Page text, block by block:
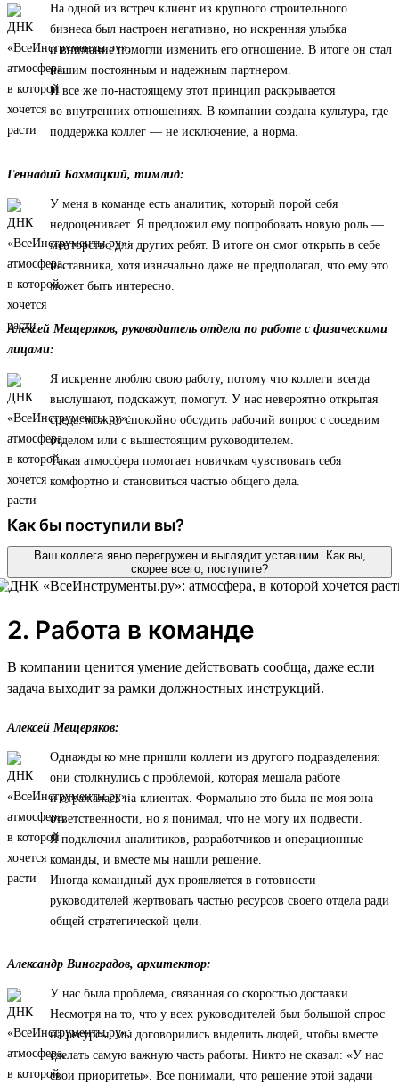
На одной из встреч клиент из крупного строительного
бизнеса был настроен негативно, но искренняя улыбка
и внимание помогли изменить его отношение. В итоге он стал
нашим постоянным и надежным партнером.
И все же по-настоящему этот принцип раскрывается
во внутренних отношениях. В компании создана культура, где
поддержка коллег — не исключение, а норма.
Геннадий Бахмацкий, тимлид:
У меня в команде есть аналитик, который порой себя
недооценивает. Я предложил ему попробовать новую роль —
менторство для других ребят. В итоге он смог открыть в себе
наставника, хотя изначально даже не предполагал, что ему это
может быть интересно.
Алексей Мещеряков, руководитель отдела по работе с физическими
лицами:
Я искренне люблю свою работу, потому что коллеги всегда
выслушают, подскажут, помогут. У нас невероятно открытая
среда: можно спокойно обсудить рабочий вопрос с соседним
отделом или с вышестоящим руководителем.
Такая атмосфера помогает новичкам чувствовать себя
комфортно и становиться частью общего дела.
Как бы поступили вы?
Ваш коллега явно перегружен и выглядит уставшим. Как вы,
скорее всего, поступите?
2. Работа в команде
В компании ценится умение действовать сообща, даже если
задача выходит за рамки должностных инструкций.
Алексей Мещеряков:
Однажды ко мне пришли коллеги из другого подразделения:
они столкнулись с проблемой, которая мешала работе
и отражалась на клиентах. Формально это была не моя зона
ответственности, но я понимал, что не могу их подвести.
Я подключил аналитиков, разработчиков и операционные
команды, и вместе мы нашли решение.
Иногда командный дух проявляется в готовности
руководителей жертвовать частью ресурсов своего отдела ради
общей стратегической цели.
Александр Виноградов, архитектор:
У нас была проблема, связанная со скоростью доставки.
Несмотря на то, что у всех руководителей был большой спрос
на ресурсы, мы договорились выделить людей, чтобы вместе
сделать самую важную часть работы. Никто не сказал: «У нас
свои приоритеты». Все понимали, что решение этой задачи